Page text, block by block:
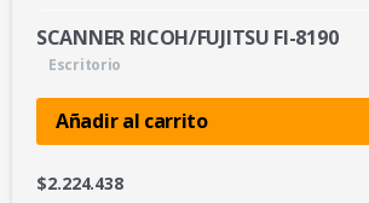
SCANNER RICOH/FUJITSU FI-8190
Escritorio
Añadir al carrito
$2.224.438